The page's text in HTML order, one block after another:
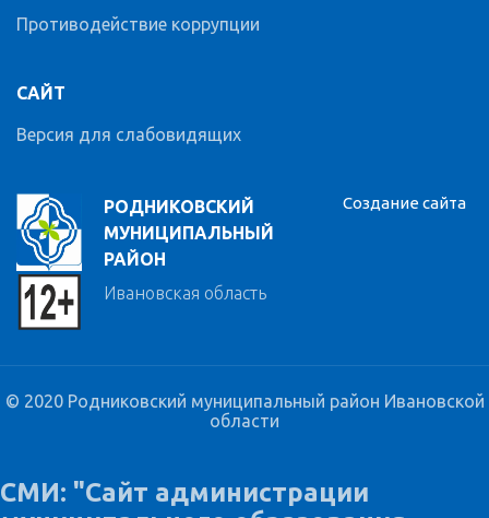
РОДНИКОВСКИЙ
МУНИЦИПАЛЬНЫЙ
РАЙОН
Ивановская область
Противодействие коррупции
САЙТ
Версия для слабовидящих
Создание сайта
© 2020 Родниковский муниципальный район Ивановской
области
СМИ: "Сайт администрации